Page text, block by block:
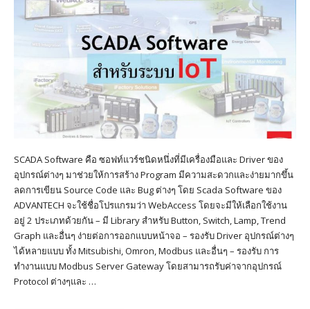
SCADA Software คือ ซอฟท์แวร์ชนิดหนึ่งที่มีเครื่องมือและ Driver ของ
อุปกรณ์ต่างๆ มาช่วยให้การสร้าง Program มีความสะดวกและง่ายมากขึ้น
ลดการเขียน Source Code และ Bug ต่างๆ โดย Scada Software ของ
ADVANTECH จะใช้ชื่อโปรแกรมว่า WebAccess โดยจะมีให้เลือกใช้งาน
อยู่ 2 ประเภทด้วยกัน – มี Library สำหรับ Button, Switch, Lamp, Trend
Graph และอื่นๆ ง่ายต่อการออกแบบหน้าจอ – รองรับ Driver อุปกรณ์ต่างๆ
ได้หลายแบบ ทั้ง Mitsubishi, Omron, Modbus และอื่นๆ – รองรับ การ
ทำงานแบบ Modbus Server Gateway โดยสามารถรับค่าจากอุปกรณ์
Protocol ต่างๆและ …